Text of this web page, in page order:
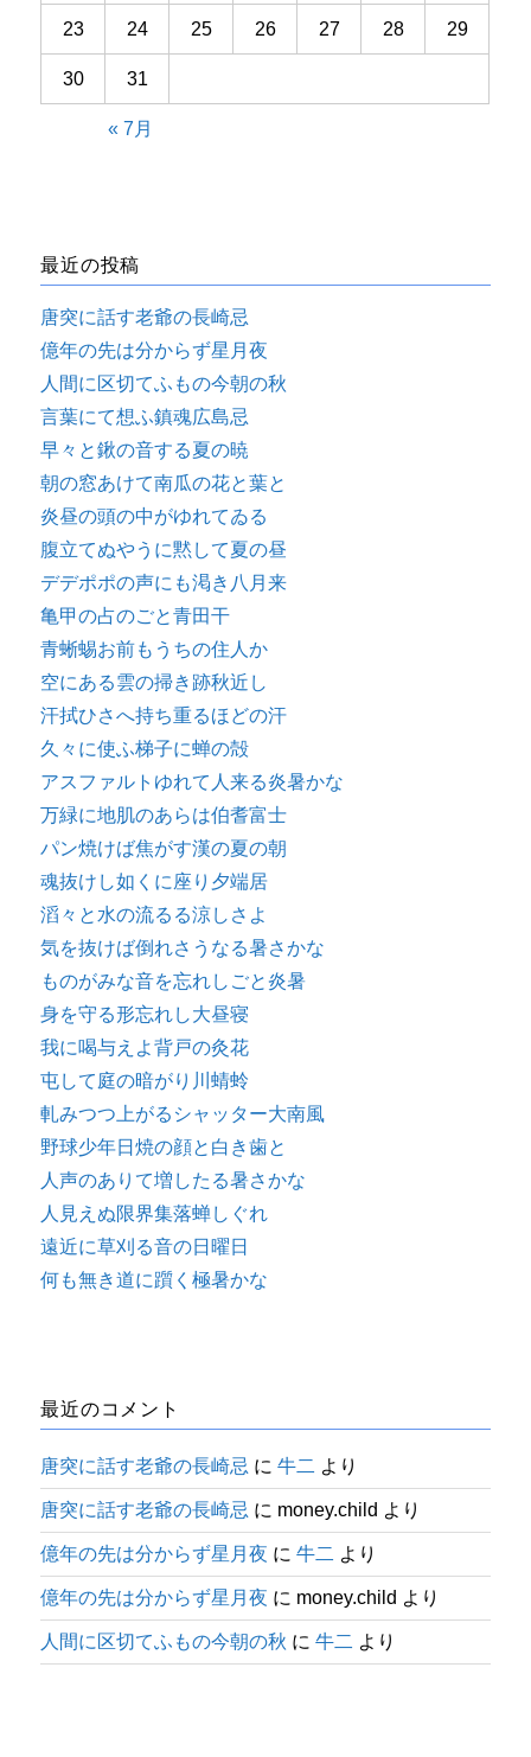
23 24 25 26 27 28 29
30 31
« 7月
最近の投稿
唐突に話す老爺の長崎忌
億年の先は分からず星月夜
人間に区切てふもの今朝の秋
言葉にて想ふ鎮魂広島忌
早々と鍬の音する夏の暁
朝の窓あけて南瓜の花と葉と
炎昼の頭の中がゆれてゐる
腹立てぬやうに黙して夏の昼
デデポポの声にも渇き八月来
亀甲の占のごと青田干
青蜥蜴お前もうちの住人か
空にある雲の掃き跡秋近し
汗拭ひさへ持ち重るほどの汗
久々に使ふ梯子に蝉の殻
アスファルトゆれて人来る炎暑かな
万緑に地肌のあらは伯耆富士
パン焼けば焦がす漢の夏の朝
魂抜けし如くに座り夕端居
滔々と水の流るる涼しさよ
気を抜けば倒れさうなる暑さかな
ものがみな音を忘れしごと炎暑
身を守る形忘れし大昼寝
我に喝与えよ背戸の灸花
屯して庭の暗がり川蜻蛉
軋みつつ上がるシャッター大南風
野球少年日焼の顔と白き歯と
人声のありて増したる暑さかな
人見えぬ限界集落蝉しぐれ
遠近に草刈る音の日曜日
何も無き道に躓く極暑かな
最近のコメント
唐突に話す老爺の長崎忌 に牛二 より
唐突に話す老爺の長崎忌 に money.child より
億年の先は分からず星月夜 に牛二 より
億年の先は分からず星月夜 に money.child より
人間に区切てふもの今朝の秋 に牛二 より